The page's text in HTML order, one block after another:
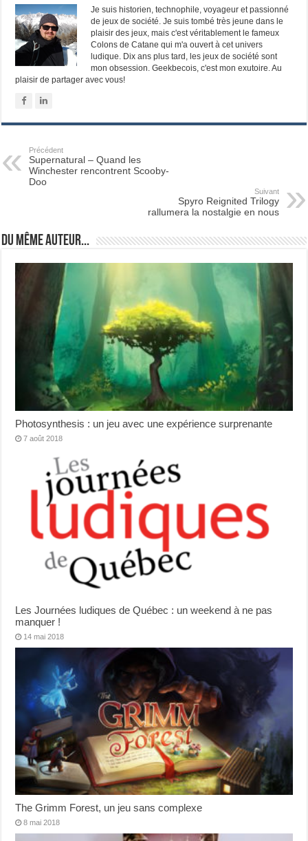
Je suis historien, technophile, voyageur et passionné
de jeux de société. Je suis tombé très jeune dans le
plaisir des jeux, mais c'est véritablement le fameux
Colons de Catane qui m'a ouvert à cet univers
ludique. Dix ans plus tard, les jeux de société sont
mon obsession. Geekbecois, c'est mon exutoire. Au
plaisir de partager avec vous!
Précédent
Supernatural – Quand les
Winchester rencontrent Scooby-
Doo
Suivant
Spyro Reignited Trilogy
rallumera la nostalgie en nous
Du même auteur...
Photosynthesis : un jeu avec une expérience surprenante
7 août 2018
Les Journées ludiques de Québec : un weekend à ne pas
manquer !
14 mai 2018
The Grimm Forest, un jeu sans complexe
8 mai 2018